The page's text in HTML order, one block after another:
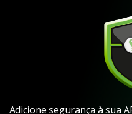
Adicione segurança à sua